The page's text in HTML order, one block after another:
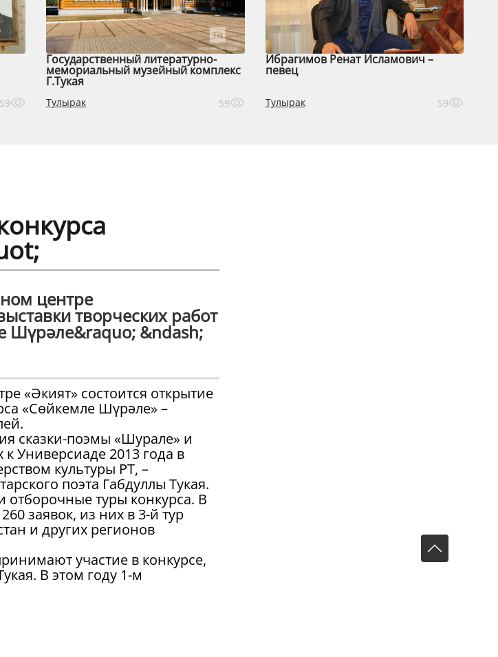
59
Государственный литературно-
мемориальный музейный комплекс
Г.Тукая
Тулырак 59
Ибрагимов Ренат Исламович –
певец
Тулырак 59
центре
творческих работ
Шүрәле&raquo; &ndash;
«Әкият» состоится открытие
«Сөйкемле Шүрәле» –
сказки-поэмы «Шурале» и
Универсиаде 2013 года в
культуры РТ, –
поэта Габдуллы Тукая.
отборочные туры конкурса. В
заявок, из них в 3-й тур
и других регионов
участие в конкурсе,
В этом году 1-м